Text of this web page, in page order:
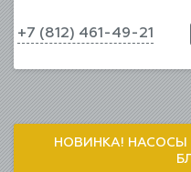
+7 (812) 461-49-21
НОВИНКА! НАСОСЫ